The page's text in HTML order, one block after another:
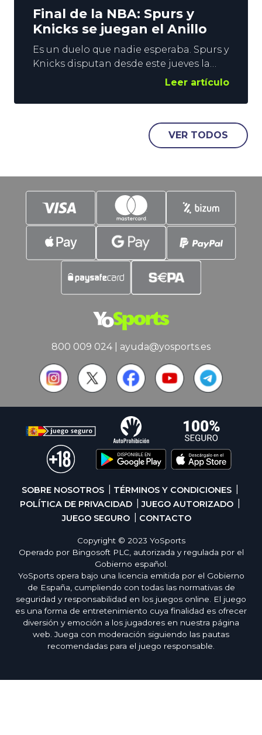
Final de la NBA: Spurs y
Knicks se juegan el Anillo
Es un duelo que nadie esperaba. Spurs y
Knicks disputan desde este jueves la
Final de la NBA. Los neoyorquinos
años, mientras que el conjunto de San
Antonio lo hace tras doblegar en una
eliminatoria a 7 partidos, a los (casi)
invencibles Thunder. La emoción está
Leer artículo
VER TODOS
800 009 024| ayuda@yosports.es
SOBRE NOSOTROS
TÉRMINOS Y CONDICIONES
POLÍTICA DE PRIVACIDAD
JUEGO AUTORIZADO
JUEGO SEGURO
CONTACTO
Copyright © 2023 YoSports
Operado por Bingosoft PLC, autorizada y regulada por el
Gobierno español.
YoSports opera bajo una licencia emitida por el Gobierno
de España, cumpliendo con todas las normativas de
seguridad y responsabilidad en los juegos online. El juego
es una forma de entretenimiento cuya finalidad es ofrecer
diversión y emoción a los jugadores en nuestra página
web. Juega con moderación siguiendo las pautas
recomendadas para el juego responsable.